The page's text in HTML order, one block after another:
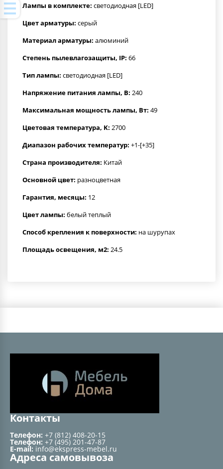
Лампы в комплекте: светодиодная [LED]
Цвет арматуры: серый
Материал арматуры: алюминий
Степень пылевлагозащиты, IP: 66
Тип лампы: светодиодная [LED]
Напряжение питания лампы, В: 240
Максимальная мощность лампы, Вт: 49
Цветовая температура, K: 2700
Диапазон рабочих температур: +1-[+35]
Страна производителя: Китай
Основной цвет: разноцветная
Гарантия, месяцы: 12
Цвет лампы: белый теплый
Способ крепления к поверхности: на шурупах
Площадь освещения, м2: 24.5
Контакты
Телефон: +7 (812) 408-20-15
Телефон: +7 (495) 201-47-87
E-mail: info@ekspress-mebel.ru
Адреса самовывоза